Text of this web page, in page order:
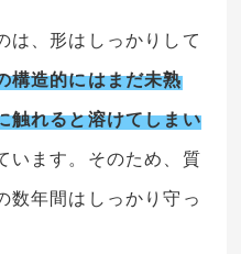
は、形はしっかりして
構造的にはまだ未熟
触れると溶けてしまい
います。そのため、質
数年間はしっかり守っ